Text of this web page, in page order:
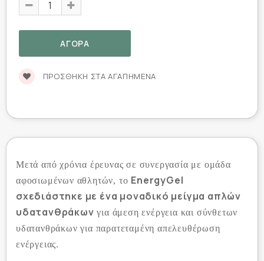
ΠΡΟΣΘΉΚΗ ΣΤΑ ΑΓΑΠΗΜΈΝΑ
Μετά από χρόνια έρευνας σε συνεργασία με ομάδα
αφοσιωμένων αθλητών, το EnergyGel
σχεδιάστηκε με ένα μοναδικό μείγμα απλών
υδατανθράκων για άμεση ενέργεια και σύνθετων
υδατανθράκων για παρατεταμένη απελευθέρωση
ενέργειας.